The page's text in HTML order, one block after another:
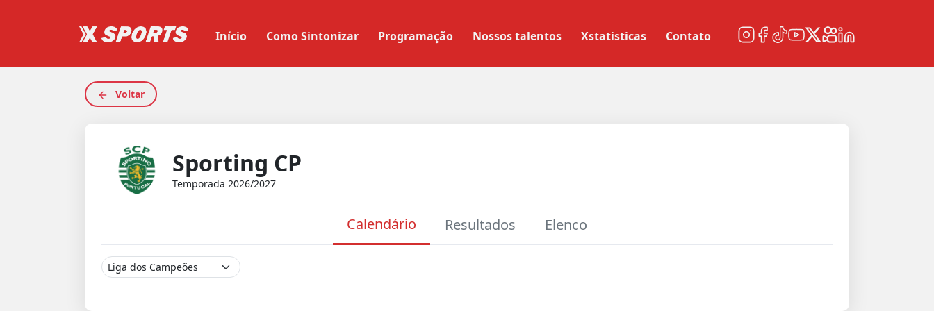
Início Como Sintonizar Programação Nossos talentos Xstatisticas Contato
Voltar
Sporting CP
Temporada 2026/2027
Calendário Resultados Elenco